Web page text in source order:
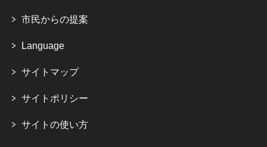
市民からの提案
Language
サイトマップ
サイトポリシー
サイトの使い方